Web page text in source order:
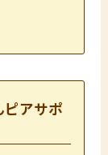
ピアサポ